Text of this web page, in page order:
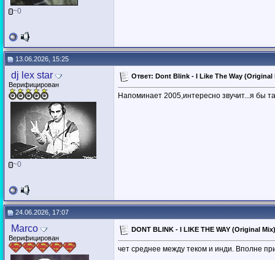
~0
13.06.2026, 15:25
dj lex star
Верифицирован
~0
Ответ: Dont Blink - I Like The Way (Original
Напоминает 2005,интересно звучит...я бы
24.06.2026, 17:07
Marco
Верифицирован
DONT BLINK - I LIKE THE WAY (Original
чет среднее между теком и инди. Вполне